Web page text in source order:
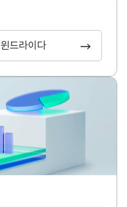
윈드라이다